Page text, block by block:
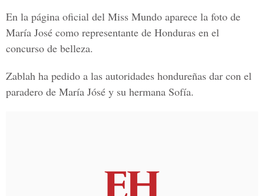
En la página oficial del Miss Mundo aparece la foto de
María José como representante de Honduras en el
concurso de belleza.
Zablah ha pedido a las autoridades hondureñas dar con el
paradero de María Jósé y su hermana Sofía.